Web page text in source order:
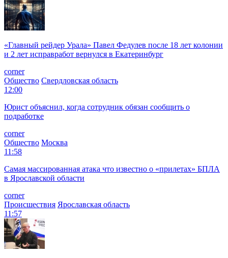
«Главный рейдер Урала» Павел Федулев после 18 лет колонии
и 2 лет исправработ вернулся в Екатеринбург
corner
Общество Свердловская область
12:00
Юрист объяснил, когда сотрудник обязан сообщить о
подработке
corner
Общество Москва
11:58
Самая массированная атака что известно о «прилетах» БПЛА
в Ярославской области
corner
Происшествия Ярославская область
11:57